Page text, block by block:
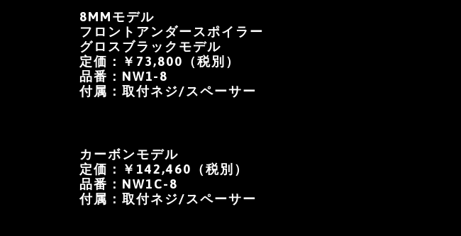
8MMモデル
フロントアンダースポイラー
グロスブラックモデル
定価：￥73,800（税別）
品番：NW1-8
付属：取付ネジ/スペーサー
カーボンモデル
定価：￥142,460（税別）
品番：NW1C-8
付属：取付ネジ/スペーサー